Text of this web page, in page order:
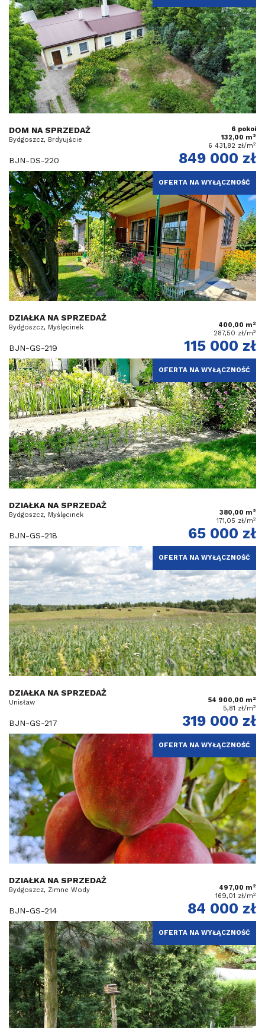
DOM NA SPRZEDAŻ
Bydgoszcz, Brdyujście
6 pokoi
132,00 m 2
6 431,82 zł/m2
BJN-DS-220 849 000 zł
OFERTA NA WYŁĄCZNOŚĆ
DZIAŁKA NA SPRZEDAŻ
Bydgoszcz, Myślęcinek 400,00 m 2
287,50 zł/m2
BJN-GS-219 115 000 zł
OFERTA NA WYŁĄCZNOŚĆ
DZIAŁKA NA SPRZEDAŻ
Bydgoszcz, Myślęcinek 380,00 m 2
171,05 zł/m2
BJN-GS-218 65 000 zł
OFERTA NA WYŁĄCZNOŚĆ
DZIAŁKA NA SPRZEDAŻ
Unisław 54 900,00 m 2
5,81 zł/m2
BJN-GS-217 319 000 zł
OFERTA NA WYŁĄCZNOŚĆ
DZIAŁKA NA SPRZEDAŻ
Bydgoszcz, Zimne Wody 497,00 m 2
169,01 zł/m2
BJN-GS-214 84 000 zł
OFERTA NA WYŁĄCZNOŚĆ